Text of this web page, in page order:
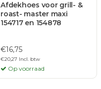
Afdekhoes voor grill- &
roast- master maxi
154717 en 154878
€16,75
€20,27 Incl. btw
Op voorraad